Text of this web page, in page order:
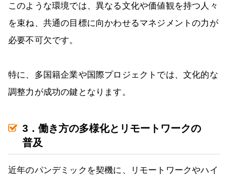
このような環境では、異なる文化や価値観を持つ人々
を束ね、共通の目標に向かわせるマネジメントの力が
必要不可欠です。
特に、多国籍企業や国際プロジェクトでは、文化的な
調整力が成功の鍵となります。
3．働き方の多様化とリモートワークの
普及
近年のパンデミックを契機に、リモートワークやハイ